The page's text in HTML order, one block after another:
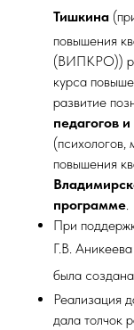
Тишкина
повышения
(ВИПКРО))
курса
развитие
педагогов
(психологов,
повышения
программе.
При
Г.В.
была
Реализация
дала толчок